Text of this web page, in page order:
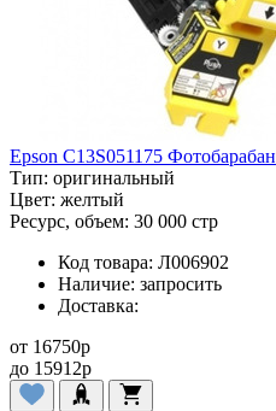
Epson C13S051175 Фотобарабан
Тип: оригинальный
Цвет: желтый
Ресурс, объем: 30 000 стр
Код товара: Л006902
Наличие: запросить
Доставка:
от 16750p
до 15912p